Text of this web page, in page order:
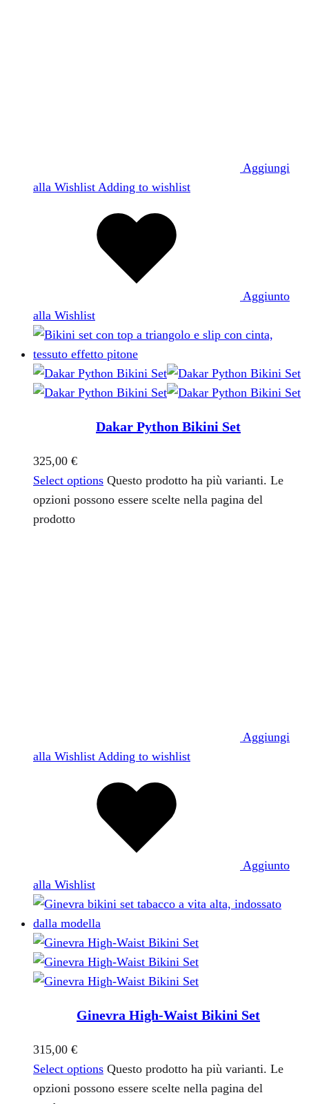
Aggiungi
alla Wishlist Adding to wishlist
Aggiunto
alla Wishlist
Dakar Python Bikini Set
325,00 €
Select options Questo prodotto ha più varianti. Le
opzioni possono essere scelte nella pagina del
prodotto
Aggiungi
alla Wishlist Adding to wishlist
Aggiunto
alla Wishlist
Ginevra High-Waist Bikini Set
315,00 €
Select options Questo prodotto ha più varianti. Le
opzioni possono essere scelte nella pagina del